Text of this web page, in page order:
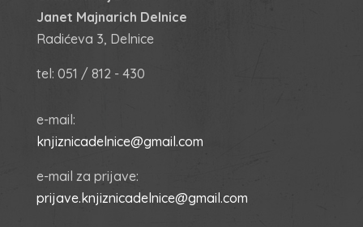
Janet Majnarich Delnice
Radićeva 3, Delnice
tel: 051 / 812 - 430
e-mail:
knjiznicadelnice@gmail.com
e-mail za prijave:
prijave.knjiznicadelnice@gmail.com